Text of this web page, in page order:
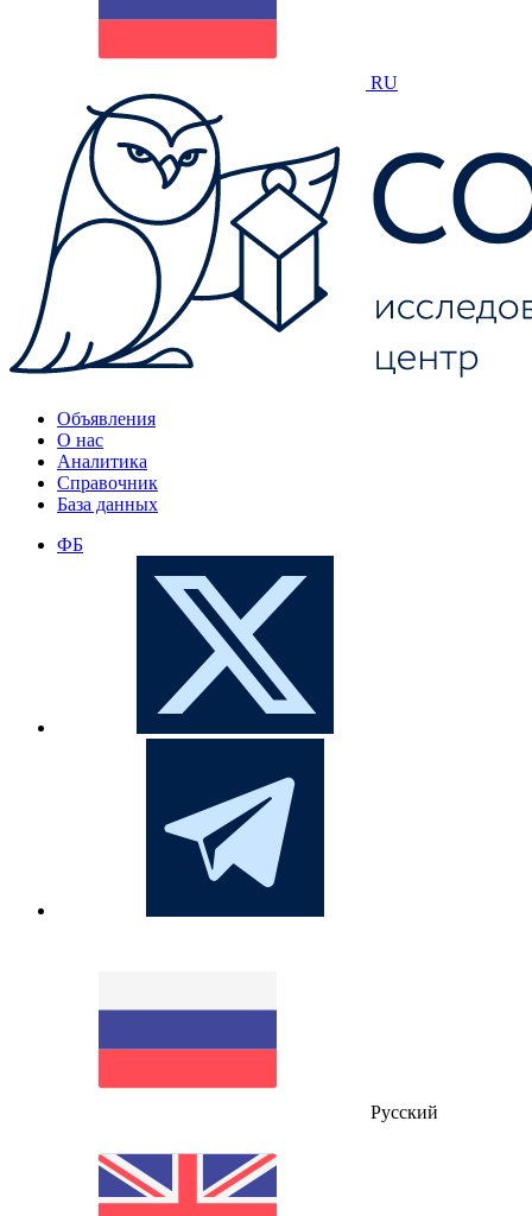
RU
Объявления
О нас
Аналитика
Справочник
База данных
ФБ
Русский